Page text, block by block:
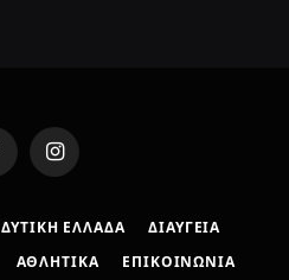
Instagram
ΔΥΤΙΚΉ ΕΛΛΆΔΑ ΔΙΑΎΓΕΙΑ
ΑΘΛΗΤΙΚΆ ΕΠΙΚΟΙΝΩΝΊΑ